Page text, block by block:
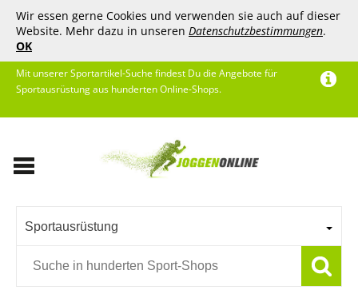
Wir essen gerne Cookies und verwenden sie auch auf dieser
Website. Mehr dazu in unseren Datenschutzbestimmungen.
OK
Mit unserer Sportartikel-Suche findest Du die Angebote für
Sportausrüstung aus hunderten Online-Shops.
Sportausrüstung